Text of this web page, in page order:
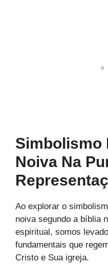
Simbolismo
Noiva Na
Ao explorar o
noiva segundo a bíblia
espiritual, somos
fundamentais que
Cristo e Sua igreja.